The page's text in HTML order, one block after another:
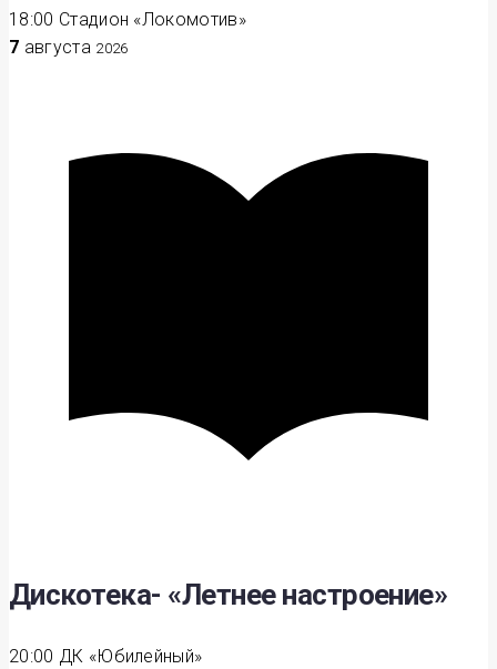
18:00 Стадион «Локомотив»
7 августа 2026
Дискотека- «Летнее настроение»
20:00 ДК «Юбилейный»